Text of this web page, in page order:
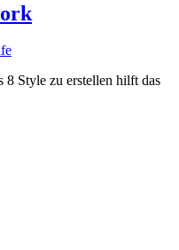
Style zu erstellen hilft das